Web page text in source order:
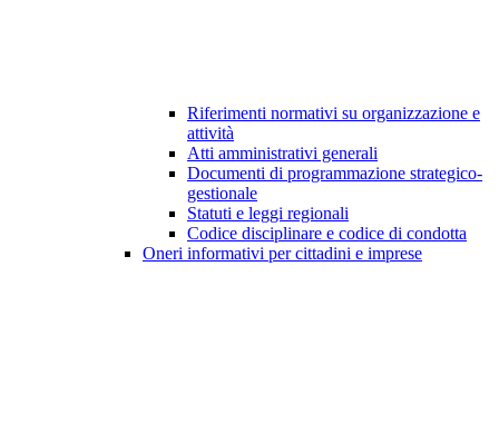
Riferimenti normativi su organizzazione e
attività
Atti amministrativi generali
Documenti di programmazione strategico-
gestionale
Statuti e leggi regionali
Codice disciplinare e codice di condotta
Oneri informativi per cittadini e imprese